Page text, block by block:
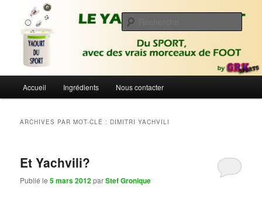
contenu
contenu
secondaireLe Yaourt du Sport
Du sport avec des vrais morceaux de foot | Gronique's Sports Blog
principal
Accueil Ingrédients Nous contacter
ARCHIVES PAR MOT-CLÉ : DIMITRI YACHVILI
Et Yachvili?
Publié le5 mars 2012parStef Gronique